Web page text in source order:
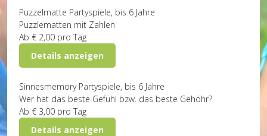
Puzzelmatte Partyspiele, bis 6 Jahre
Puzzlematten mit Zahlen
Ab € 2,00 pro Tag
Details anzeigen
Sinnesmemory Partyspiele, bis 6 Jahre
Wer hat das beste Gefühl bzw. das beste Gehöhr?
Ab € 3,00 pro Tag
Details anzeigen